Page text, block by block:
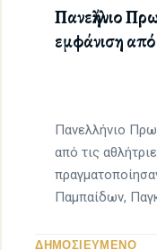
Πανελλήνιο
εμφάνιση
Πανελλήνιο
από τις
Παμπαίδων,
ΔΗΜΟΣΙΕΥΜΕΝΟ